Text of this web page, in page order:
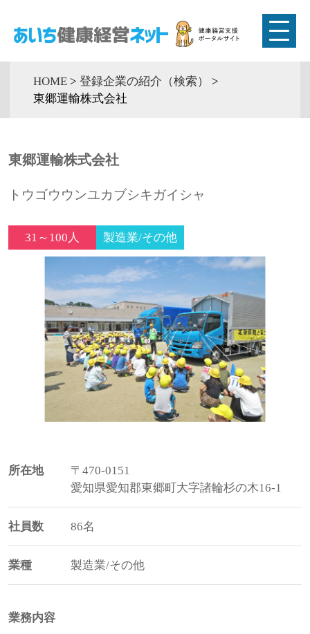
HOME > 登録企業の紹介（検索）
>
東郷運輸株式会社
東郷運輸株式会社
トウゴウウンユカブシキガイシャ
31～100人 製造業/その他
所在地
〒470-0151
愛知県愛知郡東郷町大字諸輪杉の木16-1
社員数 86名
業種 製造業/その他
業務内容